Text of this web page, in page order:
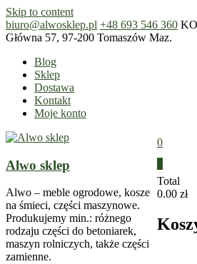
Skip to content
biuro@alwosklep.pl +48 693 546 360
Główna 57, 97-200 Tomaszów Maz.
Blog
Sklep
Dostawa
Kontakt
Moje konto
Alwo sklep
Alwo – meble ogrodowe, kosze
na śmieci, części maszynowe.
Produkujemy min.: różnego
rodzaju części do betoniarek,
maszyn rolniczych, także części
zamienne.
0
Total
0.00 zł